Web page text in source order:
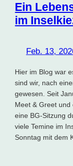
Ein
im
Feb. 13,
Hier im Blog war
sind wir, nach
gewesen. Seit
Meet & Greet
eine BG-Sitzung
viele Temine im
Sonntag mit dem